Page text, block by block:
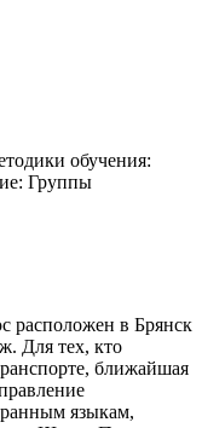
обучения:
Группы
расположен в Брянск
Для тех, кто
ближайшая
языкам,